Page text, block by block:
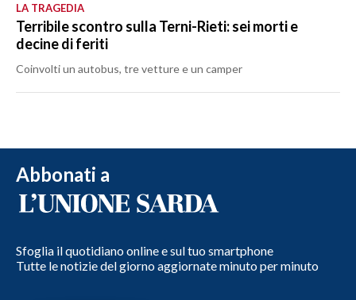
LA TRAGEDIA
Terribile scontro sulla Terni-Rieti: sei morti e
decine di feriti
Coinvolti un autobus, tre vetture e un camper
Abbonati a
Sfoglia il quotidiano online e sul tuo smartphone
Tutte le notizie del giorno aggiornate minuto per minuto